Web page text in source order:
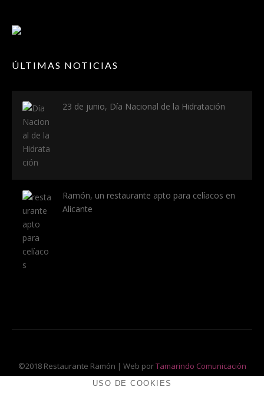
ÚLTIMAS NOTICIAS
23 de junio, Día Nacional de la Hidratación
Ramón, un restaurante apto para celíacos en
Alicante
©2018 Restaurante Ramón | Web porTamarindo Comunicación
USO DE COOKIES